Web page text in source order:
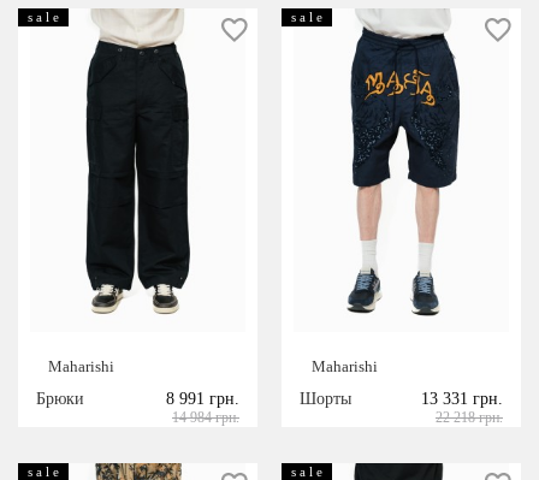
s a l e
Maharishi
Брюки
8 991 грн.
14 984 грн.
s a l e
Maharishi
Шорты
13 331 грн.
22 218 грн.
s a l e s a l e